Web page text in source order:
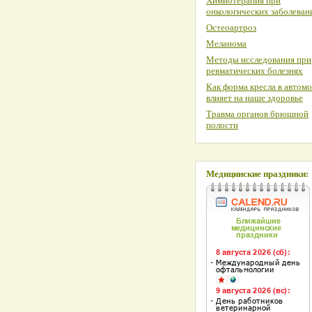
онкологических
Остеоартроз
Меланома
Методы исследования при
ревматических болезнях
Как форма кресла в
влияет на наше здоровье
Травма органов брюшной
полости
Медицинские праздники: